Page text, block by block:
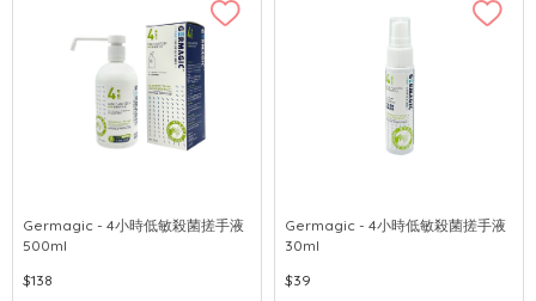
Germagic - 4小時低敏殺菌搓手液
500ml
$138
Germagic - 4小時低敏殺菌搓手液
30ml
$39